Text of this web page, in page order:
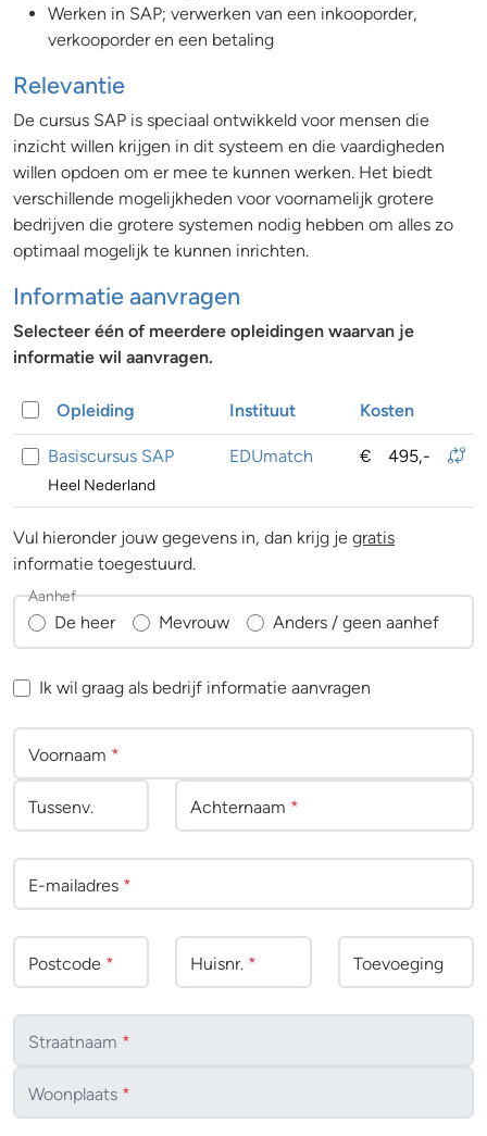
Werken in SAP; verwerken van een inkooporder,
verkooporder en een betaling
Relevantie
De cursus SAP is speciaal ontwikkeld voor mensen die
inzicht willen krijgen in dit systeem en die vaardigheden
willen opdoen om er mee te kunnen werken. Het biedt
verschillende mogelijkheden voor voornamelijk grotere
bedrijven die grotere systemen nodig hebben om alles zo
optimaal mogelijk te kunnen inrichten.
Informatie aanvragen
Selecteer één of meerdere opleidingen waarvan je
informatie wil aanvragen.
Opleiding Instituut Kosten
Basiscursus SAP EDUmatch € 495,-
Heel Nederland
Vul hieronder jouw gegevens in, dan krijg je gratis
informatie toegestuurd.
De heer Mevrouw Anders / geen aanhef
Aanhef
Ik wil graag als bedrijf informatie aanvragen
Voornaam *
Tussenv. Achternaam *
E-mailadres *
Postcode * Huisnr. * Toevoeging
Straatnaam *
Woonplaats *